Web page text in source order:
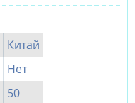
Китай
Нет
50